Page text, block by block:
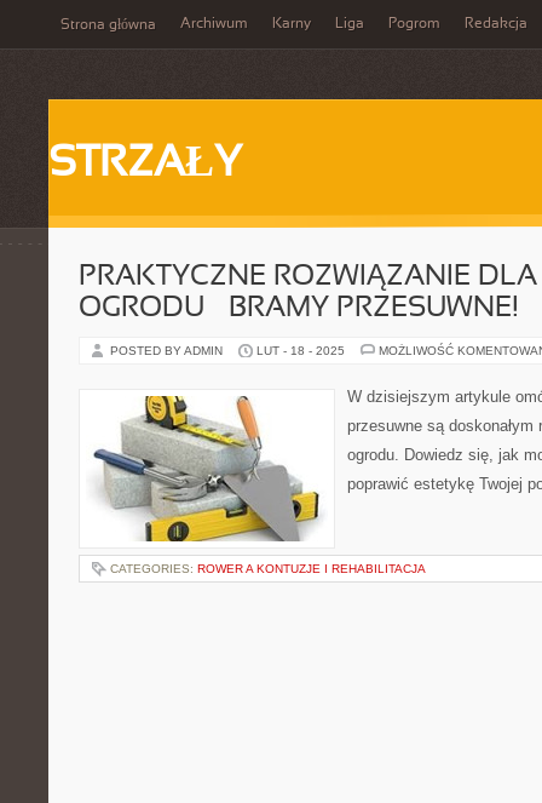
Strona główna Archiwum Karny Liga Pogrom Redakcja
STRZAŁY
PRAKTYCZNE ROZWIĄZANIE DLA
OGRODU – BRAMY PRZESUWNE!
POSTED BY ADMIN LUT - 18 - 2025 MOŻLIWOŚĆ
W dzisiejszym artykule
przesuwne są doskonałym
ogrodu. Dowiedz się, jak
poprawić estetykę Twojej
CATEGORIES: ROWER A KONTUZJE I REHABILITACJA